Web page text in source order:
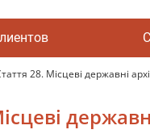
28. Місцеві державні